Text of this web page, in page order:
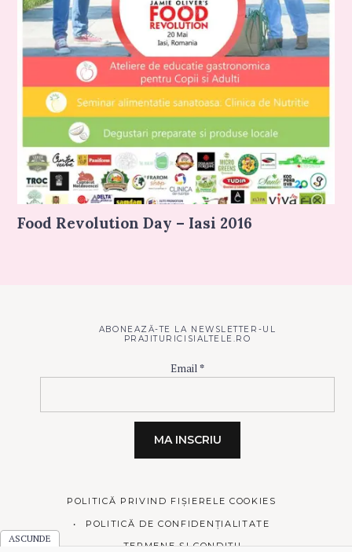
Food Revolution Day – Iasi 2016
ABONEAZĂ-TE LA NEWSLETTER-UL
PRAJITURICISIALTELE.RO
Email*
POLITICĂ PRIVIND FIȘIERELE COOKIES
POLITICĂ DE CONFIDENȚIALITATE
TERMENE ȘI CONDIȚII